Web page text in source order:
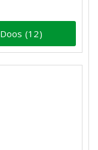
Doos (12)